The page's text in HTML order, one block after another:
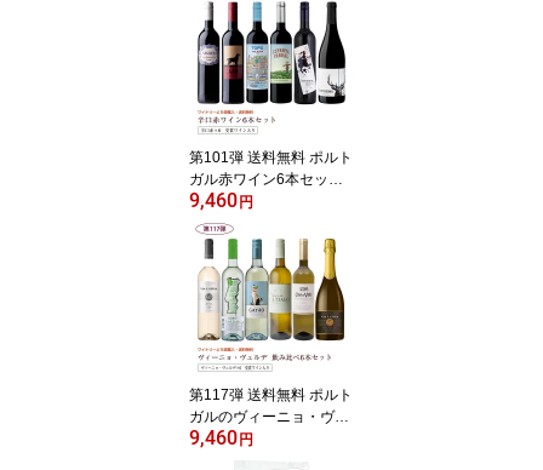
+220円 辛口 直輸入 ポル
トガルワイン
第101弾 送料無料 ポルト
ガル赤ワイン6本セット
※クール便は、+220円
辛口 直輸入 ポルトガル
ワイン
9,460 円
第117弾 送料無料 ポルト
ガルのヴィーニョ・ヴェ
ルデ6本飲み比べセット
緑のワイン ビーニョベル
9,460 円